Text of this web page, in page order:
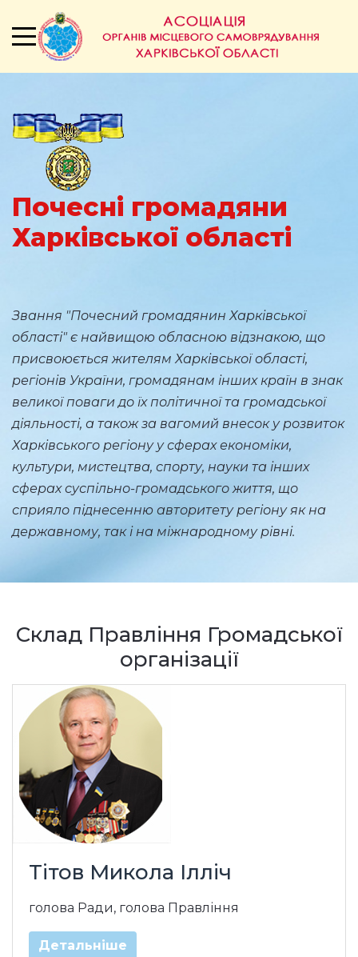
Почесні громадяни
Харківської області
Звання "Почесний громадянин Харківської
області" є найвищою обласною відзнакою, що
присвоюється жителям Харківської області,
регіонів України, громадянам інших країн в знак
великої поваги до їх політичної та громадської
діяльності, а також за вагомий внесок у розвиток
Харківського регіону у сферах економіки,
культури, мистецтва, спорту, науки та інших
сферах суспільно-громадського життя, що
сприяло піднесенню авторитету регіону як на
державному, так і на міжнародному рівні.
Склад Правління Громадської
організації
Тітов Микола Ілліч
голова Ради, голова Правління
Детальніше